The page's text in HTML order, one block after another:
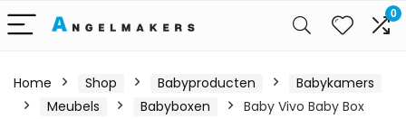
0
Home Shop Babyproducten
Babykamers
Meubels
Babyboxen
Baby Vivo Baby Box